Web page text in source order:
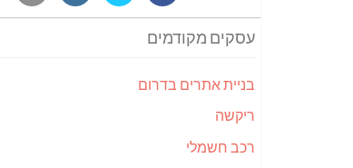
עסקים מקודמים
בניית אתרים בדרום
ריקשה
רכב חשמלי